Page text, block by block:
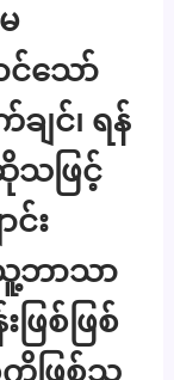
သော်
ျင်၊ ရန်
ဖြင့်
င်း
ဘာသာ
ြစ်ဖြစ်
ကိုဖြစ်သူ